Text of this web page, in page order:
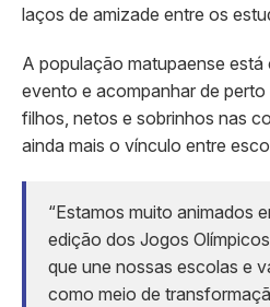
laços de amizade entre os
A população matupaense
evento e acompanhar de
filhos, netos e sobrinhos nas
ainda mais o vínculo entre
“Estamos muito animados
edição dos Jogos
que une nossas escolas e
como meio de